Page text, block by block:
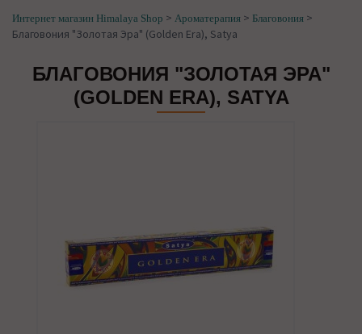
Интернет магазин Himalaya Shop > Ароматерапия > Благовония >
Благовония "Золотая Эра" (Golden Era), Satya
БЛАГОВОНИЯ "ЗОЛОТАЯ ЭРА"
(GOLDEN ERA), SATYA